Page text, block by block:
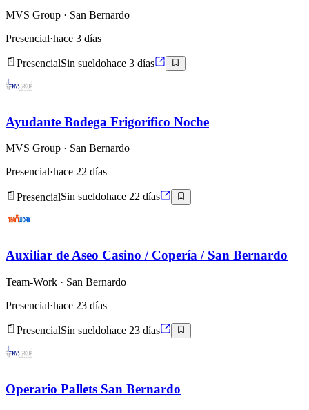
MVS Group · San Bernardo
Presencial·hace 3 días
PresencialSin sueldohace 3 días
Ayudante Bodega Frigorífico Noche
MVS Group · San Bernardo
Presencial·hace 22 días
PresencialSin sueldohace 22 días
Auxiliar de Aseo Casino / Copería / San Bernardo
Team-Work · San Bernardo
Presencial·hace 23 días
PresencialSin sueldohace 23 días
Operario Pallets San Bernardo